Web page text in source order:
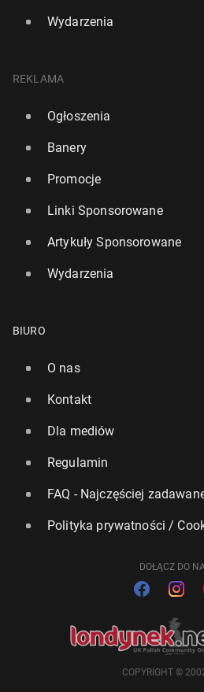
Wydarzenia
REKLAMA
Ogłoszenia
Banery
Promocje
Linki Sponsorowane
Artykuły Sponsorowane
Wydarzenia
BIURO
O nas
Kontakt
Dla mediów
Regulamin
FAQ - Najczęściej
Polityka prywatności /
DOŁĄCZ DO
COPYRIGHT ©